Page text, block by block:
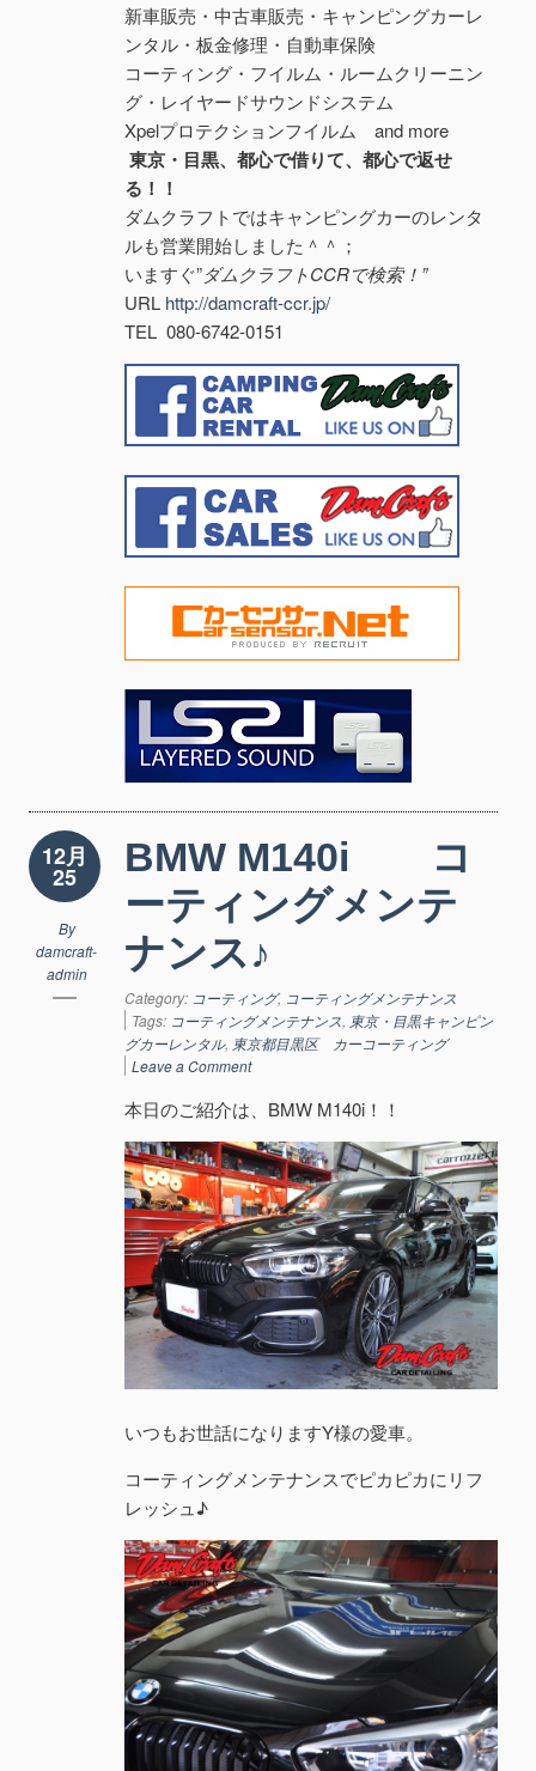
新車販売・中古車販売・キャンピングカーレ
ンタル・板金修理・自動車保険
コーティング・フイルム・ルームクリーニン
グ・レイヤードサウンドシステム
Xpelプロテクションフイルム and more
東京・目黒、都心で借りて、都心で返せ
る！！
ダムクラフトではキャンピングカーのレンタ
ルも営業開始しました＾＾；
いますぐ”ダムクラフトCCRで検索！”
URL http://damcraft-ccr.jp/
TEL 080-6742-0151
12月
25
By
damcraft-
admin
BMW M140i コ
ーティングメンテ
ナンス♪
Category: コーティング, コーティングメンテナンス
Tags: コーティングメンテナンス, 東京・目黒キャンピン
グカーレンタル, 東京都目黒区 カーコーティング
Leave a Comment
本日のご紹介は、BMW M140i！！
いつもお世話になりますY様の愛車。
コーティングメンテナンスでピカピカにリフ
レッシュ♪